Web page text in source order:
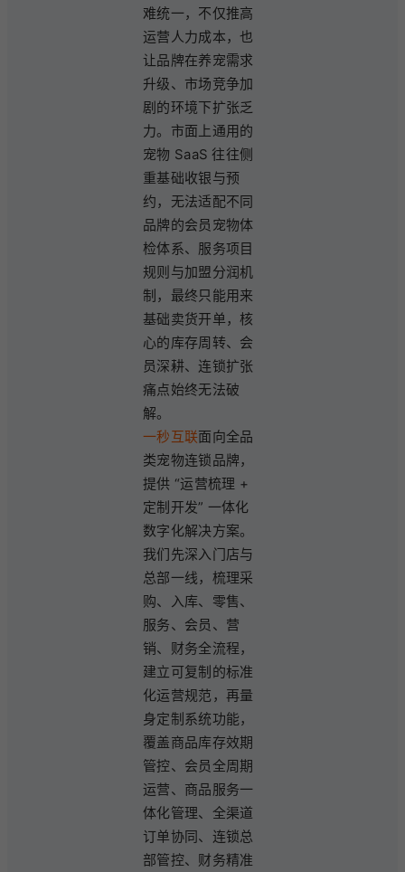
难统一，不仅推高
运营人力成本，也
让品牌在养宠需求
升级、市场竞争加
剧的环境下扩张乏
力。市面上通用的
宠物 SaaS 往往侧
重基础收银与预
约，无法适配不同
品牌的会员宠物体
检体系、服务项目
规则与加盟分润机
制，最终只能用来
基础卖货开单，核
心的库存周转、会
员深耕、连锁扩张
痛点始终无法破
解。
一秒互联面向全品
类宠物连锁品牌，
提供 “运营梳理 +
定制开发” 一体化
数字化解决方案。
我们先深入门店与
总部一线，梳理采
购、入库、零售、
服务、会员、营
销、财务全流程，
建立可复制的标准
化运营规范，再量
身定制系统功能，
覆盖商品库存效期
管控、会员全周期
运营、商品服务一
体化管理、全渠道
订单协同、连锁总
部管控、财务精准